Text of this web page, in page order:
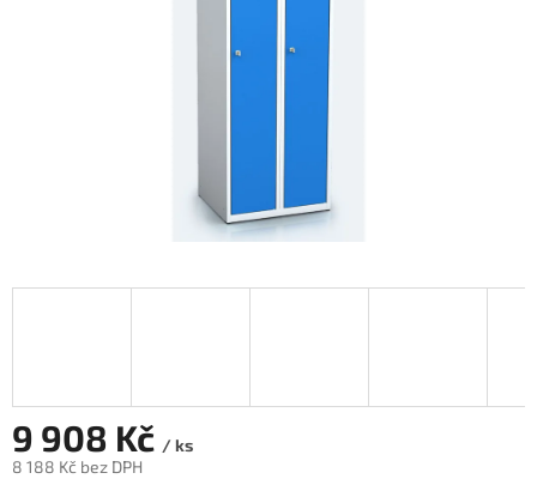
9 908 Kč / ks
8 188 Kč bez DPH